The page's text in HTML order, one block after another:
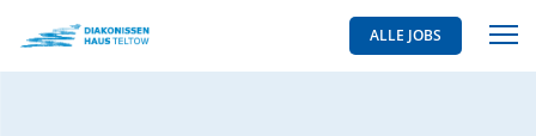
ALLE JOBS